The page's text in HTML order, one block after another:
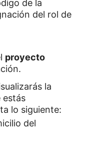
de la
del rol de
proyecto
la
estás
lo siguiente:
del